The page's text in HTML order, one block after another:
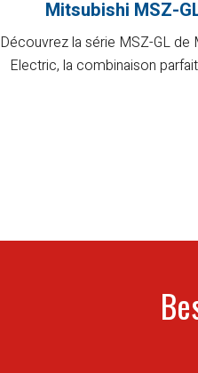
Mitsubishi MSZ-
Découvrez la série MSZ-GL de
Electric, la combinaison